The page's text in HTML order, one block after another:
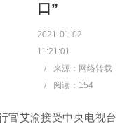
口”
2021-01-02
11:21:01
/
来源：网络转载
/
阅读： 154
官艾渝接受中央电视台